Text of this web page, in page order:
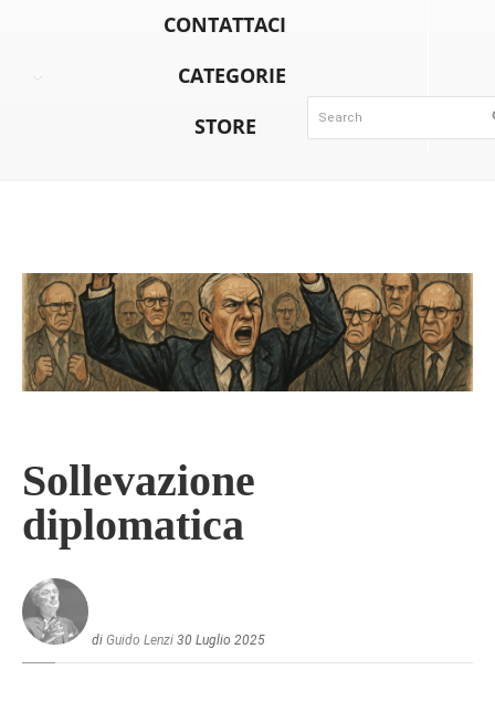
CONTATTACI
CATEGORIE
STORE
Sollevazione
diplomatica
di Guido Lenzi 30 Luglio 2025